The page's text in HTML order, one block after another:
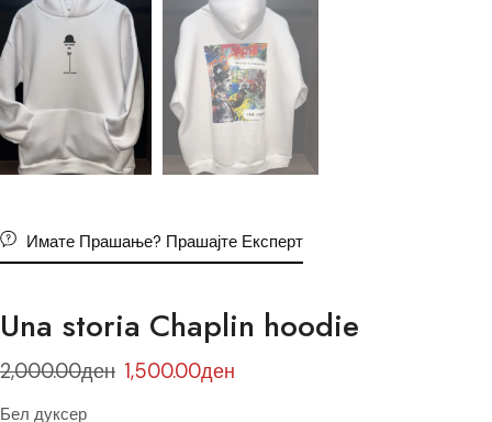
Имате Прашање? Прашајте Експерт
Una storia Chaplin hoodie
2,000.00ден 1,500.00ден
Бел дуксер